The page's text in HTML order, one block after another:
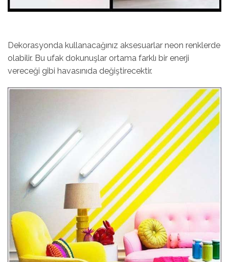
Dekorasyonda kullanacağınız aksesuarlar neon renklerde
olabilir. Bu ufak dokunuşlar ortama farklı bir enerji
vereceği gibi havasınıda değiştirecektir.